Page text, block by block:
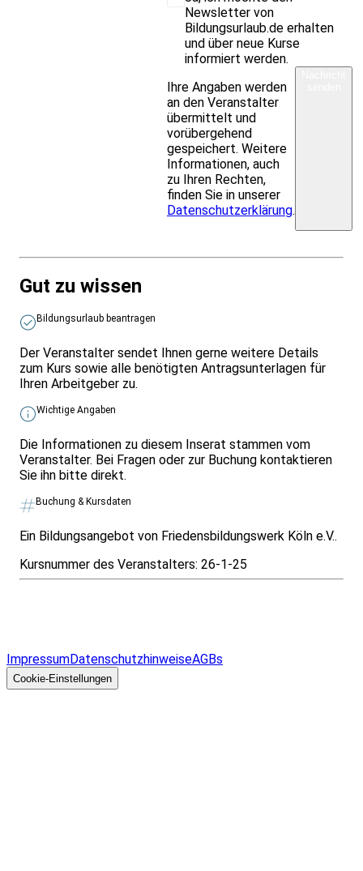
Newsletter von
Bildungsurlaub.de erhalten
und über neue Kurse
informiert werden.
Ihre Angaben werden
an den Veranstalter
übermittelt und
vorübergehend
gespeichert. Weitere
Informationen, auch
zu Ihren Rechten,
finden Sie in unserer
Datenschutzerklärung.
Gut zu wissen
Bildungsurlaub beantragen
Der Veranstalter sendet Ihnen gerne weitere Details
zum Kurs sowie alle benötigten Antragsunterlagen für
Ihren Arbeitgeber zu.
Wichtige Angaben
Die Informationen zu diesem Inserat stammen vom
Veranstalter. Bei Fragen oder zur Buchung kontaktieren
Sie ihn bitte direkt.
Buchung & Kursdaten
Ein Bildungsangebot von Friedensbildungswerk Köln e.V..
Kursnummer des Veranstalters: 26-1-25
ImpressumDatenschutzhinweiseAGBs
Cookie-Einstellungen